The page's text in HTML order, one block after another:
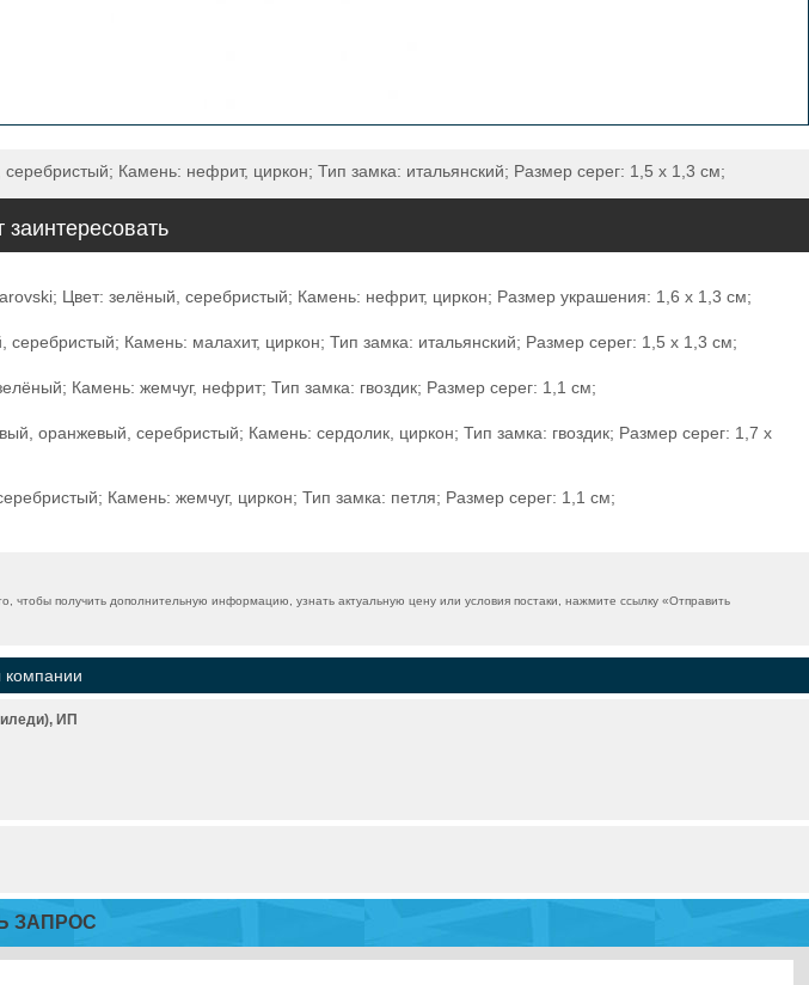
Камень: нефрит, циркон; Тип замка: итальянский; Размер серег: 1,5 х 1,3 см;
заинтересовать
Цвет: зелёный, серебристый; Камень: нефрит, циркон; Размер украшения: 1,6 х 1,3 см;
Камень: малахит, циркон; Тип замка: итальянский; Размер серег: 1,5 х 1,3 см;
Камень: жемчуг, нефрит; Тип замка: гвоздик; Размер серег: 1,1 см;
оранжевый, серебристый; Камень: сердолик, циркон; Тип замка: гвоздик; Размер серег: 1,7 х
Камень: жемчуг, циркон; Тип замка: петля; Размер серег: 1,1 см;
чтобы получить дополнительную информацию, узнать актуальную цену или условия постаки, нажмите ссылку «Отправить
компании
ИП
ЗАПРОС